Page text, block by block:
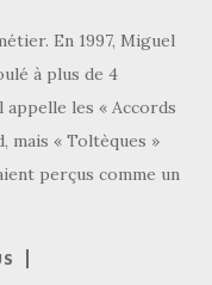
En 1997, Miguel
à plus de 4
appelle les « Accords
mais « Toltèques »
perçus comme un